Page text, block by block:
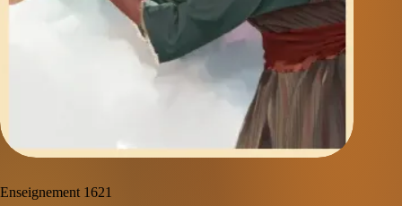
Enseignement 1621